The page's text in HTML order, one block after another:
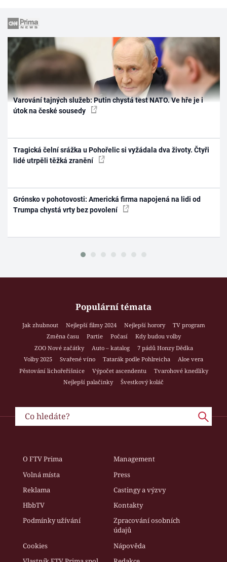
Varování tajných služeb: Putin chystá test NATO. Ve hře je i
útok na české sousedy
Tragická čelní srážka u Pohořelic si vyžádala dva životy. Čtyři
lidé utrpěli těžká zranění
Grónsko v pohotovosti: Americká firma napojená na lidi od
Trumpa chystá vrty bez povolení
Populární témata
Jak zhubnout Nejlepší filmy 2024 Nejlepší horory
TV program
Změna času
Partie Počasí
Kdy budou volby
ZOO Nové začátky
Auto – katalog
7 pádů Honzy Dědka
Volby 2025
Svařené víno Tatarák podle Pohlreicha
Aloe vera
Pěstování lichořeřišnice
Výpočet ascendentu
Tvarohové knedlíky
Nejlepší palačinky
Švestkový koláč
O FTV Prima
Management
Volná místa
Press
Reklama
Castingy a výzvy
HbbTV
Kontakty
Podmínky užívání
Zpracování osobních
údajů
Cookies
Nápověda